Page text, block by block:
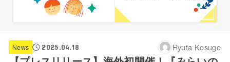
News 2025.04.18 Ryuta Kosuge